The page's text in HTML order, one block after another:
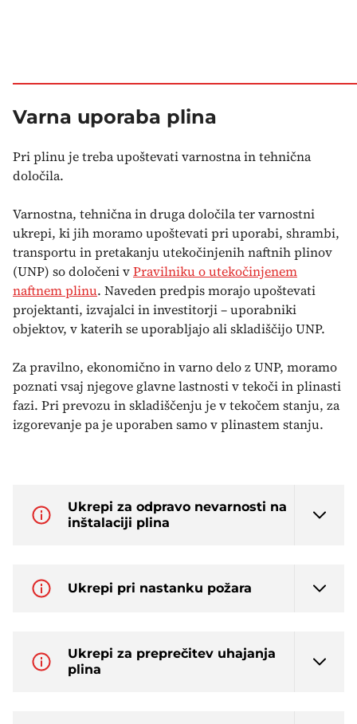
Varna uporaba plina
Pri plinu je treba upoštevati varnostna in tehnična
določila.
Varnostna, tehnična in druga določila ter varnostni
ukrepi, ki jih moramo upoštevati pri uporabi, shrambi,
transportu in pretakanju utekočinjenih naftnih plinov
(UNP) so določeni vPravilniku o utekočinjenem
naftnem plinu. Naveden predpis morajo upoštevati
projektanti, izvajalci in investitorji – uporabniki
objektov, v katerih se uporabljajo ali skladiščijo UNP.
Za pravilno, ekonomično in varno delo z UNP, moramo
poznati vsaj njegove glavne lastnosti v tekoči in plinasti
fazi. Pri prevozu in skladiščenju je v tekočem stanju, za
izgorevanje pa je uporaben samo v plinastem stanju.
Ukrepi za odpravo nevarnosti na
inštalaciji plina
Ukrepi pri nastanku požara
Ukrepi za preprečitev uhajanja
plina